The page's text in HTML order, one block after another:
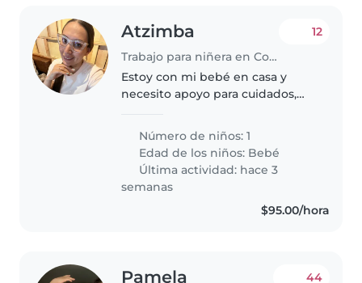
Atzimba
Trabajo para niñera en Coyoacán
12
Estoy con mi bebé en casa y
necesito apoyo para cuidados,
Número de niños: 1
Edad de los niños: Bebé
Última actividad: hace 3
semanas
$95.00/hora
Pamela 44